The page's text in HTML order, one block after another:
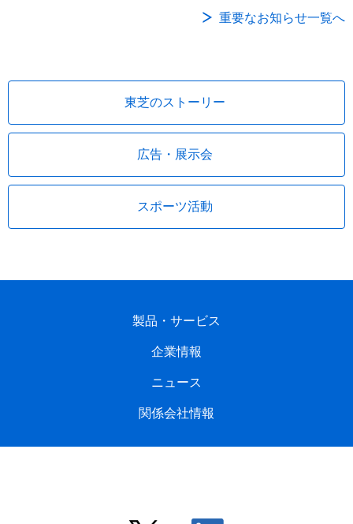
重要なお知らせ一覧へ
東芝のストーリー
広告・展示会
スポーツ活動
製品・サービス
企業情報
ニュース
関係会社情報